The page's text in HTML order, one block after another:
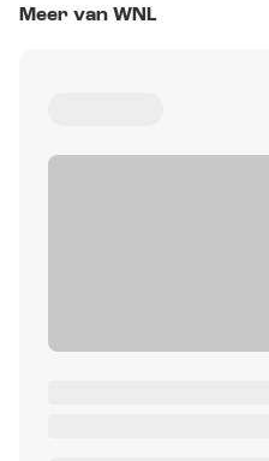
Meer van WNL